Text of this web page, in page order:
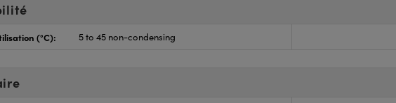
(°C): 5 to 45 non-condensing